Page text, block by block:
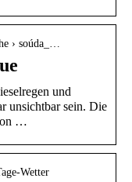
› soúda_…
und
unsichtbar sein. Die
…
Wetter